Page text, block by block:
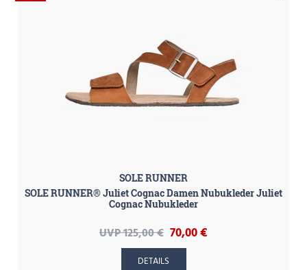
SOLE RUNNER
SOLE RUNNER® Juliet Cognac Damen Nubukleder Juliet
Cognac Nubukleder
UVP 125,00 € 70,00 €
DETAILS